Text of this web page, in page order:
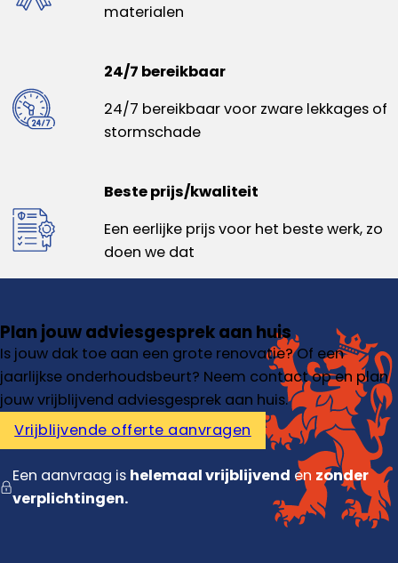
materialen
24/7 bereikbaar
24/7 bereikbaar voor zware lekkages of
stormschade
Beste prijs/kwaliteit
Een eerlijke prijs voor het beste werk, zo
doen we dat
Plan jouw adviesgesprek aan huis
Is jouw dak toe aan een grote renovatie? Of een
jaarlijkse onderhoudsbeurt? Neem contact op en plan
jouw vrijblijvend adviesgesprek aan huis.
Vrijblijvende offerte aanvragen
Een aanvraag is helemaal vrijblijvend en zonder
verplichtingen.